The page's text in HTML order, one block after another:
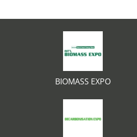
BIOMASS EXPO